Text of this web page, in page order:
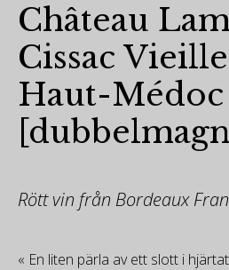
Château
Cissac
Haut-Médoc
Rött vin från Bordeaux
« En liten pärla av ett slott i